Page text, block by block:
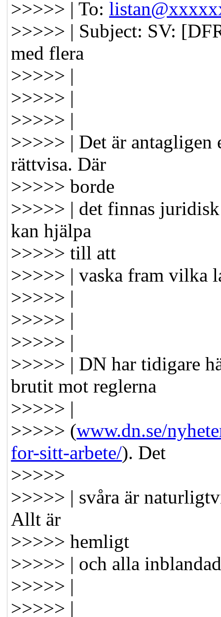
>>>>> | To:
>>>>> | Subject: SV:
med flera
>>>>> |
>>>>> |
>>>>> |
>>>>> | Det är
rättvisa. Där
>>>>> borde
>>>>> | det finnas
kan hjälpa
>>>>> till att
>>>>> | vaska fram vilka
>>>>> |
>>>>> |
>>>>> |
>>>>> | DN har tidigare
brutit mot reglerna
>>>>> |
>>>>> (www.dn.se/
for-sitt-arbete/). Det
>>>>>
>>>>> | svåra är
Allt är
>>>>> hemligt
>>>>> | och alla
>>>>> |
>>>>> |